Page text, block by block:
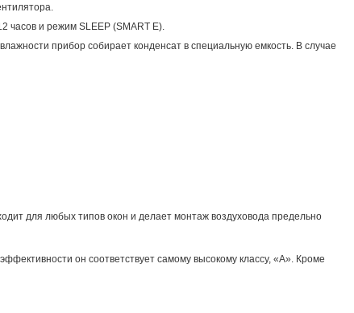
часов и режим SLEEP (SMART E).
прибор собирает конденсат в специальную емкость. В случае
для любых типов окон и делает монтаж воздуховода предельно
он соответствует самому высокому классу, «А». Кроме